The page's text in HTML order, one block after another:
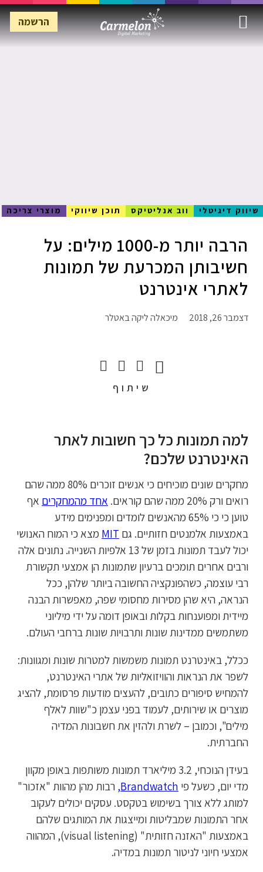
הרשמה
שיווק דיגיטלי ווב אנליטיקס תוכן שיווקי מוצרי צריכה
הרבה יותר מ-1000 מילים: על
חשיבותן המכרעת של תמונות
לאתרי אינטרנט
דצמבר 26, 2018 מיכאלה ליקה באטלר
שיתוף
למה תמונות כל כך חשובות לאתר
האינטרנט שלכם?
מחקרים שונים מוכיחים כי אנשים זוכרים 80% ממה שהם
רואים ורק 20% ממה שהם קוראים.
אחד מהמחקרים אף
טוען כי כי 65% מהאנשים לומדים ומפנימים מידע
באמצעות אלמנטים חזותיים. גם MIT מצא כי המוח האנושי
יכול לעבד תמונות בזמן של 13 אלפיות השנייה. נתונים אלה
ורבים אחרים תומכים ברעיון שתמונות הן אמצעי תקשורת
רבי עוצמה, כשהפונקציה החשובה ביותר שלהן, ככל
הנראה, היא שהן מסירות מחסומי שפה, מאפשרות הבנה
מיידית ומפוענחות בקלות ובאופן דומה על ידי מיליוני
משתמשים ממדינות שונות ותרבויות שונות ברחבי העולם.
ככלל, באינטרנט תמונות משמשות למטרות שונות ומגוונות:
לשפר את הנראות והוויזואליות של אתרי האינטרנט,
להמחיש סיפורים כתובים, להעצים מודעות פרסומת, להציג
מוצרים או שירותים, לעמוד בפני עצמן כ"שוות לאלף
מילים", וכמובן – לשרת ולהזין את חשבונות המדיה
החברתית.
בעידן הנוכחי, 3.2 מיליארד תמונות משותפות באופן מקוון
מדי יום, כשעל פי Brandwatch
, רבות מהן מהוות "אזכור"
למותג ללא צורך בשימוש בטקסט. עסקים יכולים לעקוב
אחר התמונות שמבליטות ומייצגות את המותגים שלהם
באמצעות "האזנה חזותית" (visual listening), המהווה
אמצעי חיוני לניטור תמונות במדיה.